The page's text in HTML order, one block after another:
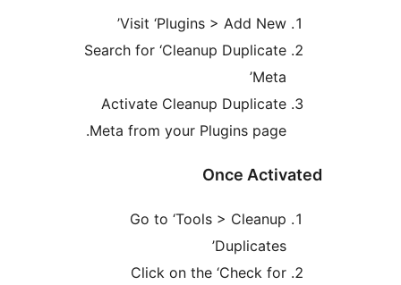
Visit ‘Plugins > Add New’
Search for ‘Cleanup Duplicate
Activate Cleanup Duplicate
Meta from your Plugins page.
Once
Go to ‘Tools > Cleanup
Click on the ‘Check for